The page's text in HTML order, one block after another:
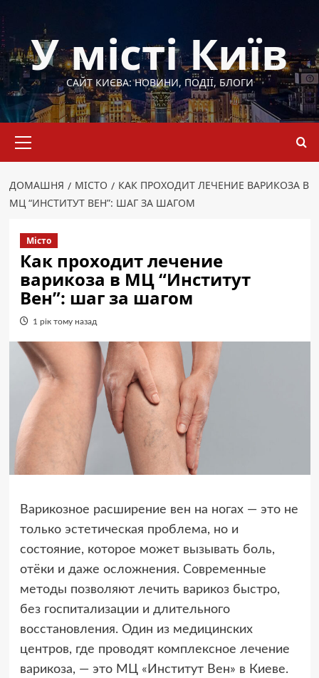
до
вмістуУ місті Київ
САЙТ КИЄВА: НОВИНИ, ПОДІЇ, БЛОГИ
меню
ДОМАШНЯ МІСТО
КАК ПРОХОДИТ ЛЕЧЕНИЕ ВАРИКОЗА В
МЦ “ИНСТИТУТ ВЕН”: ШАГ ЗА ШАГОМ
Місто
Как проходит лечение
варикоза в МЦ “Институт
Вен”: шаг за шагом
1 рік тому назад
Варикозное расширение вен на ногах — это не
только эстетическая проблема, но и
состояние, которое может вызывать боль,
отёки и даже осложнения. Современные
методы позволяют лечить варикоз быстро,
без госпитализации и длительного
восстановления. Один из медицинских
центров, где проводят комплексное лечение
варикоза, — это МЦ «Институт Вен» в Киеве.